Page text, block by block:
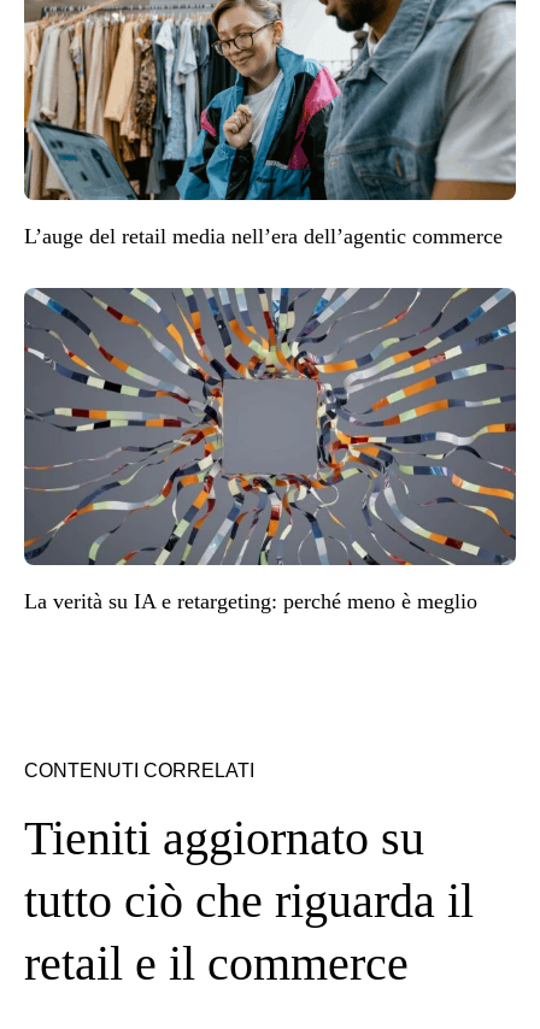
L’auge del retail media nell’era dell’agentic commerce
La verità su IA e retargeting: perché meno è meglio
CONTENUTI CORRELATI
Tieniti aggiornato su
tutto ciò che riguarda il
retail e il commerce